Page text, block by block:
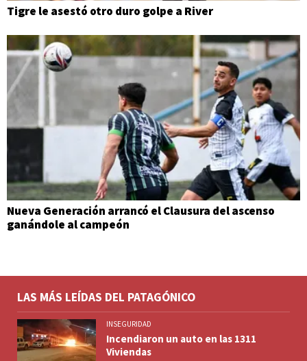
Tigre le asestó otro duro golpe a River
Nueva Generación arrancó el Clausura del ascenso
ganándole al campeón
LAS MÁS LEÍDAS DEL PATAGÓNICO
INSEGURIDAD
Incendiaron un auto en las 1311
Viviendas